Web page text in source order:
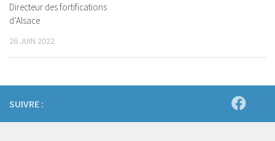
Directeur des fortifications
d’Alsace
26 JUIN 2022
SUIVRE :